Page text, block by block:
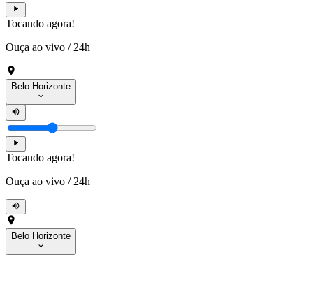
Tocando agora!
Ouça ao vivo / 24h
Belo Horizonte
Tocando agora!
Ouça ao vivo / 24h
Belo Horizonte